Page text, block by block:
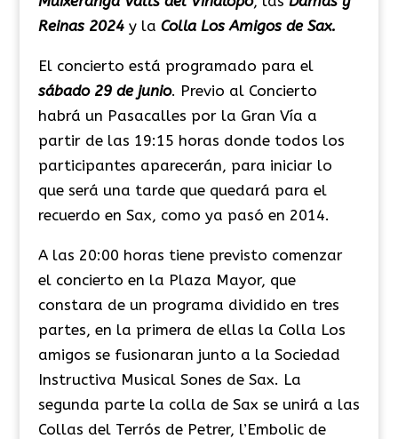
Reinas 2024y la Colla Los Amigos de Sax.
El concierto está programado para el
sábado 29 de junio. Previo al Concierto
habrá un Pasacalles por la Gran Vía a
partir de las 19:15 horas donde todos los
participantes aparecerán, para iniciar lo
que será una tarde que quedará para el
recuerdo en Sax, como ya pasó en 2014.
A las 20:00 horas tiene previsto comenzar
el concierto en la Plaza Mayor, que
constara de un programa dividido en tres
partes, en la primera de ellas la Colla Los
amigos se fusionaran junto a la Sociedad
Instructiva Musical Sones de Sax. La
segunda parte la colla de Sax se unirá a las
Collas del Terrós de Petrer, l’Embolic de